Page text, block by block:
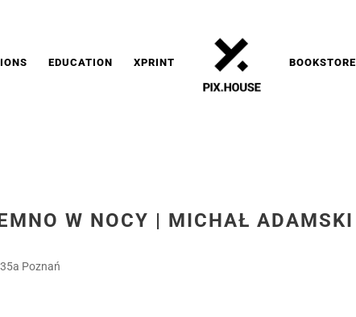
EDUCATION XPRINT BOOKSTORE
W NOCY | MICHAŁ ADAMSKI
Poznań